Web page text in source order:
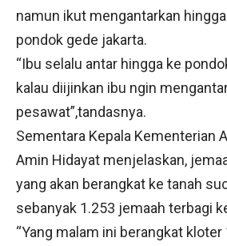
namun ikut mengantarkan
pondok gede jakarta.
“Ibu selalu antar hingga ke
kalau diijinkan ibu ngin
pesawat”,tandasnya.
Sementara Kepala Kementerian
Amin Hidayat menjelaskan,
yang akan berangkat ke tanah
sebanyak 1.253 jemaah terbagi
“Yang malam ini berangkat